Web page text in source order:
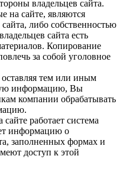
владельцев сайта.
на сайте, являются
либо собственностью
сайта есть
Копирование
за собой уголовное
оставляя тем или иным
информацию, Вы
компании обрабатывать
работает система
информацию о
заполненных формах и
доступ к этой